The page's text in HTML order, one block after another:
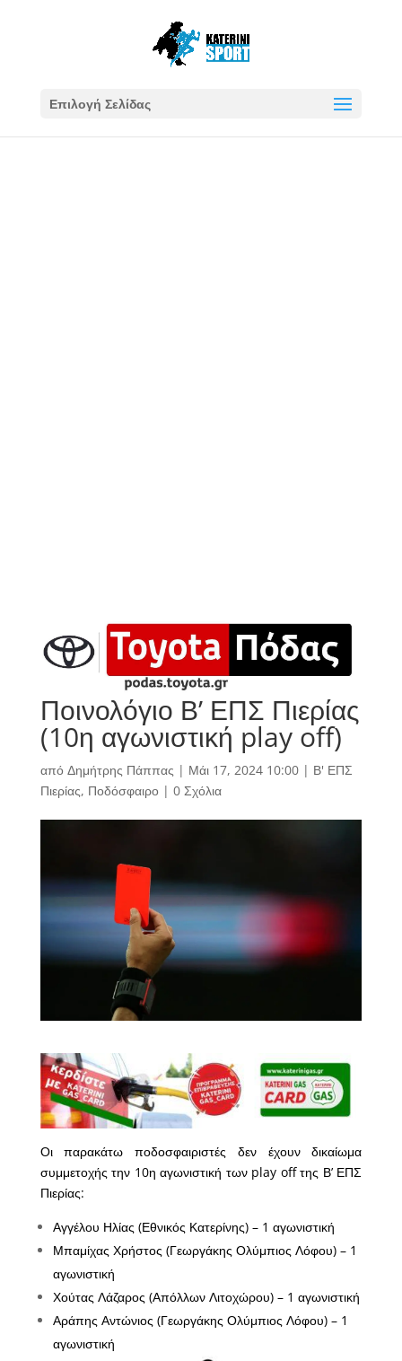
Επιλογή Σελίδας
Ποινολόγιο Β’ ΕΠΣ Πιερίας
(10η αγωνιστική play off)
από Δημήτρης Πάππας | Μάι 17, 2024 10:00| Β' ΕΠΣ
Πιερίας, Ποδόσφαιρο| 0 Σχόλια
Οι παρακάτω ποδοσφαιριστές δεν έχουν δικαίωμα
συμμετοχής την 10η αγωνιστική των play off της Β’ ΕΠΣ
Πιερίας:
Αγγέλου Ηλίας (Εθνικός Κατερίνης) – 1 αγωνιστική
Μπαμίχας Χρήστος (Γεωργάκης Ολύμπιος Λόφου) – 1
αγωνιστική
Χούτας Λάζαρος (Απόλλων Λιτοχώρου) – 1 αγωνιστική
Αράπης Αντώνιος (Γεωργάκης Ολύμπιος Λόφου) – 1
αγωνιστική